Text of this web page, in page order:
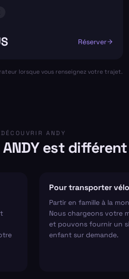
Réserver
lorsque vous renseignez votre trajet.
DÉCOUVRIR ANDY
est différent
Pour transporter
Partir en famille à la
Nous chargeons votre
et pouvons fournir un
enfant sur demande.